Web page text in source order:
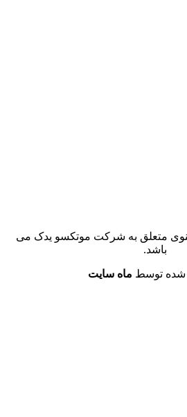
متعلق به شرکت موتکسو یدک می
باشد.
توسط ماه سایت